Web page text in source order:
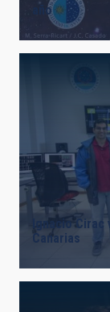
año
Ignacio
Canarias